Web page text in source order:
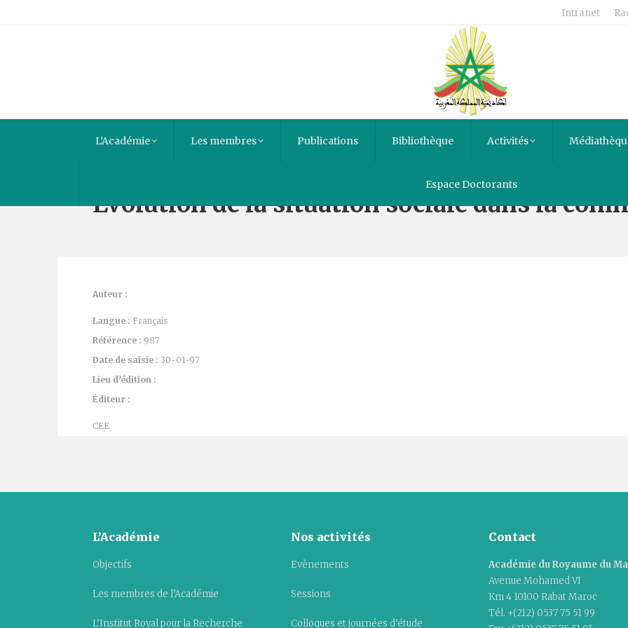
Intranet
L’Académie Les membres Publications Bibliothèque Activités
Espace Doctorants
Evolution de la situation sociale dans la
Auteur :
Langue : Français
Référence : 987
Date de saisie : 30-01-97
Lieu d’édition :
Éditeur :
CEE
L’Académie
Objectifs
Les membres de l’Académie
L’Institut Royal pour la Recherche
Nos activités
Evènements
Sessions
Colloques et journées d’étude
Contact
Académie du Royaume du
Avenue Mohamed VI
Km 4 10100 Rabat Maroc
Tél. +(212) 0537 75 51 99